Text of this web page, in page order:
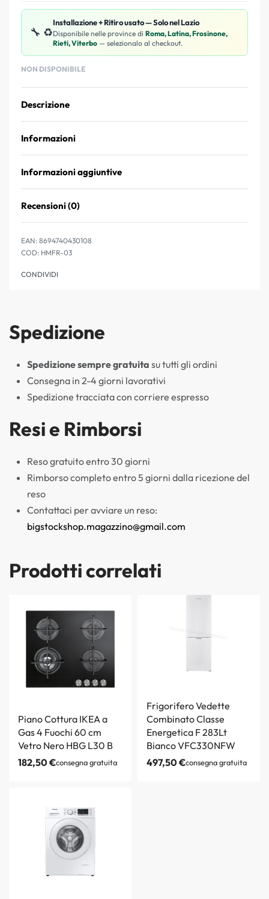
🔧 ♻️
Installazione + Ritiro usato — Solo nel Lazio
Disponibile nelle province di Roma, Latina, Frosinone,
Rieti, Viterbo — selezionalo al checkout.
NON DISPONIBILE
Descrizione
Informazioni
Informazioni aggiuntive
Recensioni (0)
EAN: 8694740430108
HMFR-03
CONDIVIDI
Spedizione
Spedizione sempre gratuita su tutti gli ordini
Consegna in 2-4 giorni lavorativi
Spedizione tracciata con corriere espresso
Resi e Rimborsi
Reso gratuito entro 30 giorni
Rimborso completo entro 5 giorni dalla ricezione del
reso
Contattaci per avviare un reso:
bigstockshop.magazzino@gmail.com
Prodotti correlati
Piano Cottura IKEA a
Gas 4 Fuochi 60 cm
Vetro Nero HBG L30 B
182,50€consegna gratuita
Frigorifero Vedette
Combinato Classe
Energetica F 283Lt
Bianco VFC330NFW
497,50€consegna gratuita